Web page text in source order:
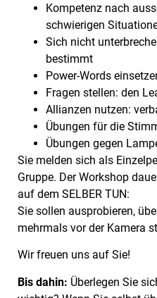
Kompetenz nach
schwierigen
Sich nicht
bestimmt
Power-Words
Fragen stellen: den
Allianzen nutzen:
Übungen für die
Übungen gegen
Sie melden sich als
Gruppe. Der Workshop
auf dem SELBER TUN:
Sie sollen ausprobieren,
mehrmals vor der Kamera
Wir freuen uns auf Sie!
Bis dahin: Überlegen Sie